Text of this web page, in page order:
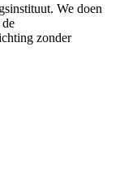
We doen
zonder